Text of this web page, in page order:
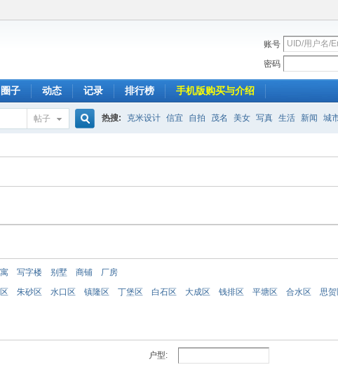
账号
密码
圈子 动态 记录 排行榜 手机版购买与介绍
帖子 热搜: 克米设计 信宜 自拍 茂名 美女 写真 生活 新闻 城
写字楼 别墅 商铺
厂房
朱砂区 水口区 镇隆区 丁堡区 白石区 大成区 钱排区 平塘区 合水区 思贺
户型: